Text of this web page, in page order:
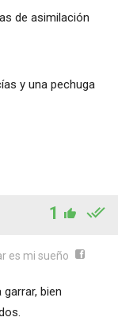
de asimilación
y una pechuga
1
es mi sueño
bien